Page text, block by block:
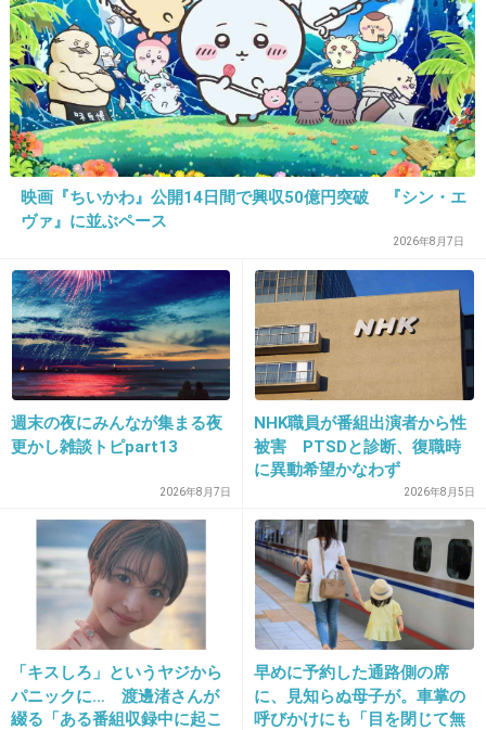
+11 -3
32. 匿名2018/04/16(月) 10:28:49
昔から芸達者だからね
コントの面白さも憲武の演技力があってこその
最近のバラエティでの行動は空気悪くするだけ
だったから
こういう仕事だけすればいいのに
+23
こういう受賞を真に受けることはなくなったな。
すべてに胡散臭い。
+11 -3
34. 匿名2018/04/16(月) 10:33:28
こいつハゲじゃない？
映画『ちいかわ』公開14日間で興収50億円突破 『シン・エ
ヴァ』に並ぶペース
2026年8月7日
週末の夜にみんなが集まる夜
更かし雑談トピpart13
2026年8月7日
NHK職員が番組出演者から性
被害 PTSDと診断、復職時
に異動希望かなわず
2026年8月5日
「キスしろ」というヤジから
パニックに… 渡邊渚さんが
綴る「ある番組収録中に起こ
早めに予約した通路側の席
に、見知らぬ母子が。車掌の
呼びかけにも「目を閉じて無